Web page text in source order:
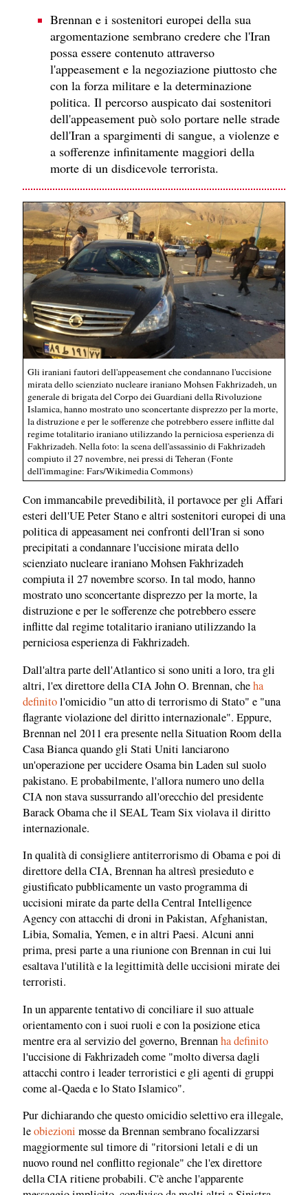
Brennan e i sostenitori europei della sua
argomentazione sembrano credere che l'Iran
possa essere contenuto attraverso
l'appeasement e la negoziazione piuttosto che
con la forza militare e la determinazione
politica. Il percorso auspicato dai sostenitori
dell'appeasement può solo portare nelle strade
dell'Iran a spargimenti di sangue, a violenze e
a sofferenze infinitamente maggiori della
morte di un disdicevole terrorista.
Gli iraniani fautori dell'appeasement che condannano l'uccisione
mirata dello scienziato nucleare iraniano Mohsen Fakhrizadeh, un
generale di brigata del Corpo dei Guardiani della Rivoluzione
Islamica, hanno mostrato uno sconcertante disprezzo per la morte,
la distruzione e per le sofferenze che potrebbero essere inflitte dal
regime totalitario iraniano utilizzando la perniciosa esperienza di
Fakhrizadeh. Nella foto: la scena dell'assassinio di Fakhrizadeh
compiuto il 27 novembre, nei pressi di Teheran (Fonte
dell'immagine: Fars/Wikimedia Commons)
Con immancabile prevedibilità, il portavoce per gli Affari
esteri dell'UE Peter Stano e altri sostenitori europei di una
politica di appeasament nei confronti dell'Iran si sono
precipitati a condannare l'uccisione mirata dello
scienziato nucleare iraniano Mohsen Fakhrizadeh
compiuta il 27 novembre scorso. In tal modo, hanno
mostrato uno sconcertante disprezzo per la morte, la
distruzione e per le sofferenze che potrebbero essere
inflitte dal regime totalitario iraniano utilizzando la
perniciosa esperienza di Fakhrizadeh.
Dall'altra parte dell'Atlantico si sono uniti a loro, tra gli
altri, l'ex direttore della CIA John O. Brennan, cheha
definitol'omicidio "un atto di terrorismo di Stato" e "una
flagrante violazione del diritto internazionale". Eppure,
Brennan nel 2011 era presente nella Situation Room della
Casa Bianca quando gli Stati Uniti lanciarono
un'operazione per uccidere Osama bin Laden sul suolo
pakistano. E probabilmente, l'allora numero uno della
CIA non stava sussurrando all'orecchio del presidente
Barack Obama che il SEAL Team Six violava il diritto
internazionale.
In qualità di consigliere antiterrorismo di Obama e poi di
direttore della CIA, Brennan ha altresì presieduto e
giustificato pubblicamente un vasto programma di
uccisioni mirate da parte della Central Intelligence
Agency con attacchi di droni in Pakistan, Afghanistan,
Libia, Somalia, Yemen, e in altri Paesi. Alcuni anni
prima, presi parte a una riunione con Brennan in cui lui
esaltava l'utilità e la legittimità delle uccisioni mirate dei
terroristi.
In un apparente tentativo di conciliare il suo attuale
orientamento con i suoi ruoli e con la posizione etica
mentre era al servizio del governo, Brennanha definito
l'uccisione di Fakhrizadeh come "molto diversa dagli
attacchi contro i leader terroristici e gli agenti di gruppi
come al-Qaeda e lo Stato Islamico".
Pur dichiarando che questo omicidio selettivo era illegale,
leobiezioni mosse da Brennan sembrano focalizzarsi
maggiormente sul timore di "ritorsioni letali e di un
nuovo round nel conflitto regionale" che l'ex direttore
della CIA ritiene probabili. C'è anche l'apparente